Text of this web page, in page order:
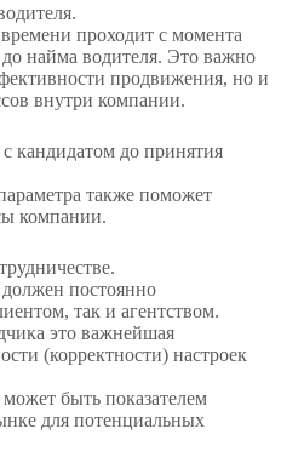
проходит с момента
найма водителя. Это важно
продвижения, но и
внутри компании.
кандидатом до принятия
также поможет
компании.
постоянно
так и агентством.
это важнейшая
(корректности) настроек
быть показателем
для потенциальных